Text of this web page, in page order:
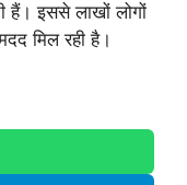
हैं। इससे लाखों लोगों
मिल रही है।